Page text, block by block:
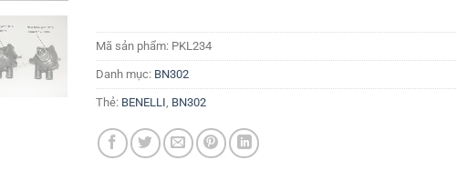
Mã sản phẩm: PKL234
Danh mục: BN302
Thẻ: BENELLI, BN302